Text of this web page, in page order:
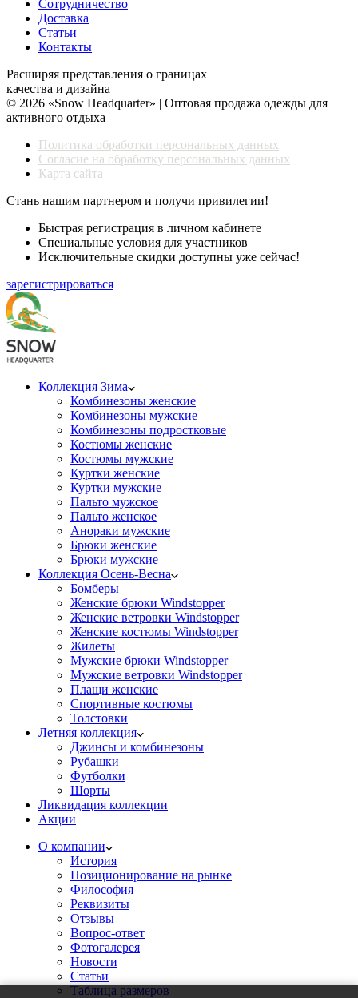
Сотрудничество
Доставка
Статьи
Контакты
Расширяя представления о границах
качества и дизайна
© 2026 «Snow Headquarter» | Оптовая продажа одежды для
активного отдыха
Политика обработки персональных данных
Согласие на обработку персональных данных
Карта сайта
Стань нашим партнером и получи привилегии!
Быстрая регистрация в личном кабинете
Специальные условия для участников
Исключительные скидки доступны уже сейчас!
зарегистрироваться
Коллекция Зима
Комбинезоны женские
Комбинезоны мужские
Комбинезоны подростковые
Костюмы женские
Костюмы мужские
Куртки женские
Куртки мужские
Пальто мужское
Пальто женское
Анораки мужские
Брюки женские
Брюки мужские
Коллекция Осень-Весна
Бомберы
Женские брюки Windstopper
Женские ветровки Windstopper
Женские костюмы Windstopper
Жилеты
Мужские брюки Windstopper
Мужские ветровки Windstopper
Плащи женские
Спортивные костюмы
Толстовки
Летняя коллекция
Джинсы и комбинезоны
Рубашки
Футболки
Шорты
Ликвидация коллекции
Акции
О компании
История
Позиционирование на рынке
Философия
Реквизиты
Отзывы
Вопрос-ответ
Фотогалерея
Новости
Статьи
Таблица размеров